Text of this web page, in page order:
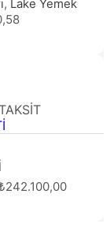
, Lake Yemek